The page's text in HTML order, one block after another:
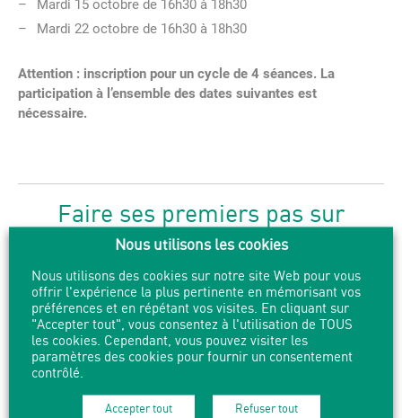
Mardi 15 octobre de 16h30 à 18h30
Mardi 22 octobre de 16h30 à 18h30
Attention : inscription pour un cycle de 4 séances. La
participation à l’ensemble des dates suivantes est
nécessaire.
Faire ses premiers pas sur
tablette
Pour les adultes,sur inscription.
Venez découvrir les tablettes numériques ! Elles vous
accompagneront dans votre vie quotidienne pour lire vos
mails, surfer sur internet, jouer, lire des livres, regarder la
télévision, écouter de la musique…
Nous utilisons les cookies
Nous utilisons des cookies sur notre site Web pour vous
offrir l'expérience la plus pertinente en mémorisant vos
préférences et en répétant vos visites. En cliquant sur
"Accepter tout", vous consentez à l'utilisation de TOUS
les cookies. Cependant, vous pouvez visiter les
paramètres des cookies pour fournir un consentement
contrôlé.
Accepter tout Refuser tout